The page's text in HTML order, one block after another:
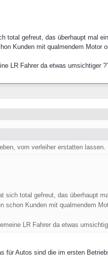
total gefreut, das überhaupt mal
Kunden mit qualmendem Motor
LR Fahrer da etwas umsichtiger
vom verleiher erstatten lassen.
sich total gefreut, das überhaupt
schon Kunden mit qualmendem
LR Fahrer da etwas
für Autos sind die im ersten